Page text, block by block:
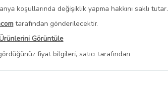
koşullarında değişiklik yapma hakkını saklı tutar.
tarafından gönderilecektir.
Görüntüle
fiyat bilgileri, satıcı tarafından